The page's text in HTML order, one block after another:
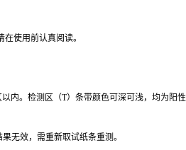
使用前认真阅读。
内。检测区（T）条带颜色可深可浅，均为阳性
无效，需重新取试纸条重测。